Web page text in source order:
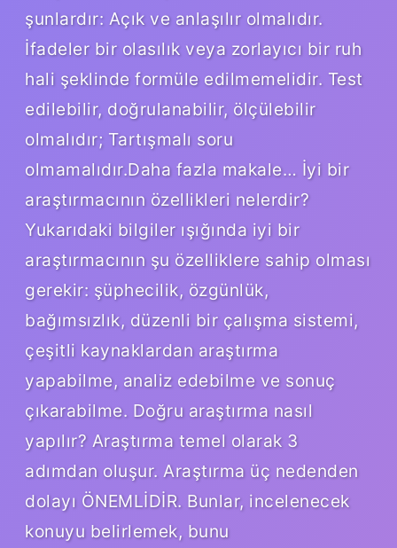
şunlardır: Açık ve anlaşılır olmalıdır.
İfadeler bir olasılık veya zorlayıcı bir ruh
hali şeklinde formüle edilmemelidir. Test
edilebilir, doğrulanabilir, ölçülebilir
olmalıdır; Tartışmalı soru
olmamalıdır.Daha fazla makale… İyi bir
araştırmacının özellikleri nelerdir?
Yukarıdaki bilgiler ışığında iyi bir
araştırmacının şu özelliklere sahip olması
gerekir: şüphecilik, özgünlük,
bağımsızlık, düzenli bir çalışma sistemi,
çeşitli kaynaklardan araştırma
yapabilme, analiz edebilme ve sonuç
çıkarabilme. Doğru araştırma nasıl
yapılır? Araştırma temel olarak 3
adımdan oluşur. Araştırma üç nedenden
dolayı ÖNEMLİDİR. Bunlar, incelenecek
konuyu belirlemek, bunu